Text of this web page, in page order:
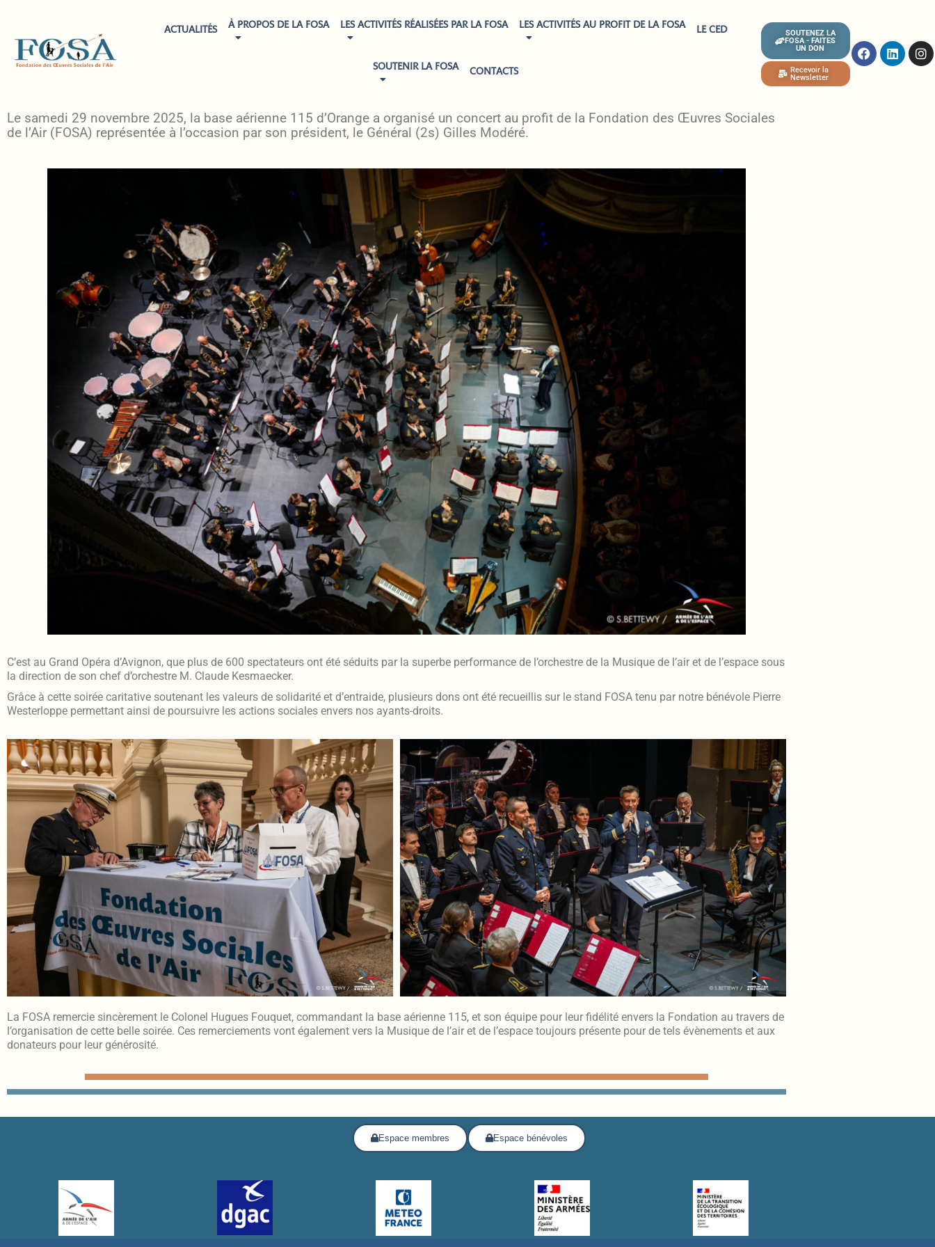
ACTUALITÉS
À PROPOS DE LA FOSA LES ACTIVITÉS RÉALISÉES PAR LA FOSA LES ACTIVITÉS AU PROFIT DE LA FOSA
LE CED
SOUTENIR LA FOSA
CONTACTS
SOUTENEZ LA
FOSA - FAITES
UN DON
Recevoir la
Newsletter
Le samedi 29 novembre 2025, la base aérienne 115 d’Orange a organisé un concert au profit de la Fondation des Œuvres Sociales
de l’Air (FOSA) représentée à l’occasion par son président, le Général (2s) Gilles Modéré.
C’est au Grand Opéra d’Avignon, que plus de 600 spectateurs ont été séduits par la superbe performance de l’orchestre de la Musique de l’air et de l’espace sous
la direction de son chef d’orchestre M. Claude Kesmaecker.
Grâce à cette soirée caritative soutenant les valeurs de solidarité et d’entraide, plusieurs dons ont été recueillis sur le stand FOSA tenu par notre bénévole Pierre
Westerloppe permettant ainsi de poursuivre les actions sociales envers nos ayants-droits.
La FOSA remercie sincèrement le Colonel Hugues Fouquet, commandant la base aérienne 115, et son équipe pour leur fidélité envers la Fondation au travers de
l’organisation de cette belle soirée. Ces remerciements vont également vers la Musique de l’air et de l’espace toujours présente pour de tels évènements et aux
donateurs pour leur générosité.
Espace membres Espace bénévoles